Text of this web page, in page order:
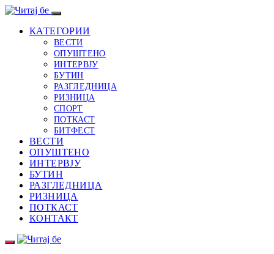
КАТЕГОРИИ
ВЕСТИ
ОПУШТЕНО
ИНТЕРВЈУ
БУТИН
РАЗГЛЕДНИЦА
РИЗНИЦА
СПОРТ
ПОТКАСТ
БИТФЕСТ
ВЕСТИ
ОПУШТЕНО
ИНТЕРВЈУ
БУТИН
РАЗГЛЕДНИЦА
РИЗНИЦА
ПОТКАСТ
КОНТАКТ